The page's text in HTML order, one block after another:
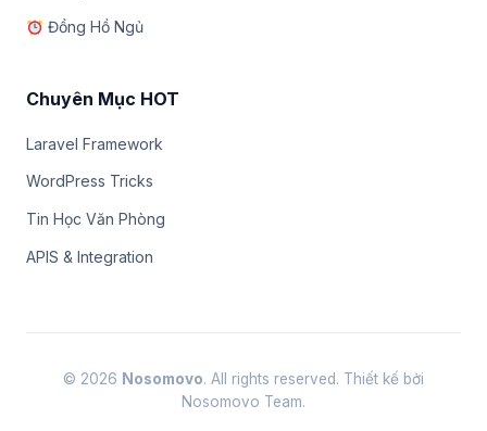
Đồng Hồ Ngủ
Chuyên Mục HOT
Laravel Framework
WordPress Tricks
Tin Học Văn Phòng
APIS & Integration
© 2026 Nosomovo. All rights reserved. Thiết kế bởi
Nosomovo Team.